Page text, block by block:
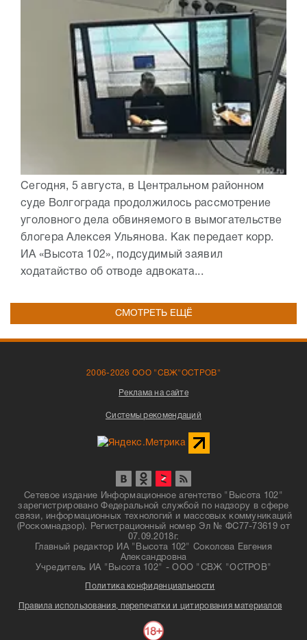
Сегодня, 5 августа, в Центральном районном
суде Волгограда продолжилось рассмотрение
уголовного дела обвиняемого в вымогательстве
блогера Алексея Ульянова. Как передает корр.
ИА «Высота 102», подсудимый заявил
ходатайство об отводе адвоката...
СМОТРЕТЬ ЕЩЁ
2006-2026 ООО "СВЖ"ОСТРОВ"
Реклама на сайте
Системы рекомендаций
Сетевое издание Информационное агентство "Высота 102"
зарегистрировано Федеральной службой по надзору в сфере
связи, информационных технологий и массовых коммуникаций
(Роскомнадзор). Регистрационный номер Эл № ФС77-73619 от
07.09.2018г.
Главный редактор ИА "Высота 102" Соколова Евгения
Александровна
Учредитель ИА "Высота 102" - ООО "СВЖ "ОСТРОВ"
Политика конфиденциальности
Правила использования, перепечатки и цитирования материалов